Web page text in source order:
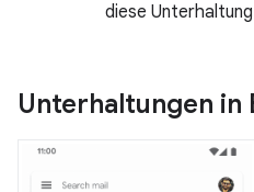
diese
Unterhaltungen in